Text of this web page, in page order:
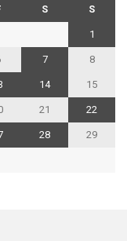
S S
1
7 8
14 15
21 22
28 29